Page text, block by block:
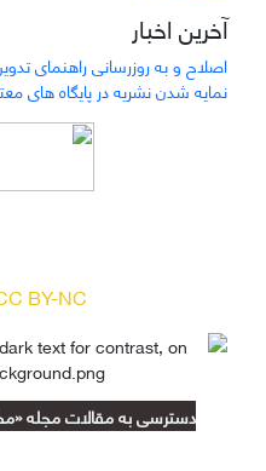
آخرین اخبار
اصلاح و به روزرسانی راهنمای
نمایه شدن نشریه در پایگاه های
BY-NC
دسترسی به مقالات مجله